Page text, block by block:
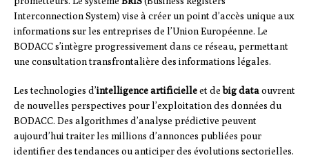
Interconnection System) vise à créer un point d’accès unique aux
informations sur les entreprises de l’Union Européenne. Le
BODACC s’intègre progressivement dans ce réseau, permettant
une consultation transfrontalière des informations légales.
Les technologies d’intelligence artificielleet debig dataouvrent
de nouvelles perspectives pour l’exploitation des données du
BODACC. Des algorithmes d’analyse prédictive peuvent
aujourd’hui traiter les millions d’annonces publiées pour
identifier des tendances ou anticiper des évolutions sectorielles.